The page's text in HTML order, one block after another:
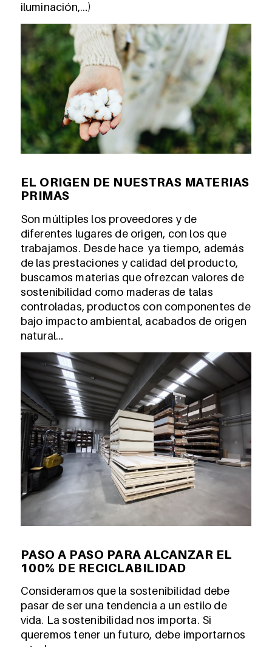
iluminación,…)
EL ORIGEN DE NUESTRAS MATERIAS
PRIMAS
Son múltiples los proveedores y de
diferentes lugares de origen, con los que
trabajamos. Desde hace ya tiempo, además
de las prestaciones y calidad del producto,
buscamos materias que ofrezcan valores de
sostenibilidad como maderas de talas
controladas, productos con componentes de
bajo impacto ambiental, acabados de origen
natural…
PASO A PASO PARA ALCANZAR EL
100% DE RECICLABILIDAD
Consideramos que la sostenibilidad debe
pasar de ser una tendencia a un estilo de
vida. La sostenibilidad nos importa. Si
queremos tener un futuro, debe importarnos